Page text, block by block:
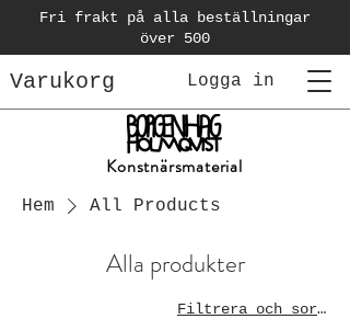
Fri frakt på alla beställningar
över 500
Varukorg Logga in
Konstnärsmaterial
Hem All Products
Alla produkter
Filtrera och sortera